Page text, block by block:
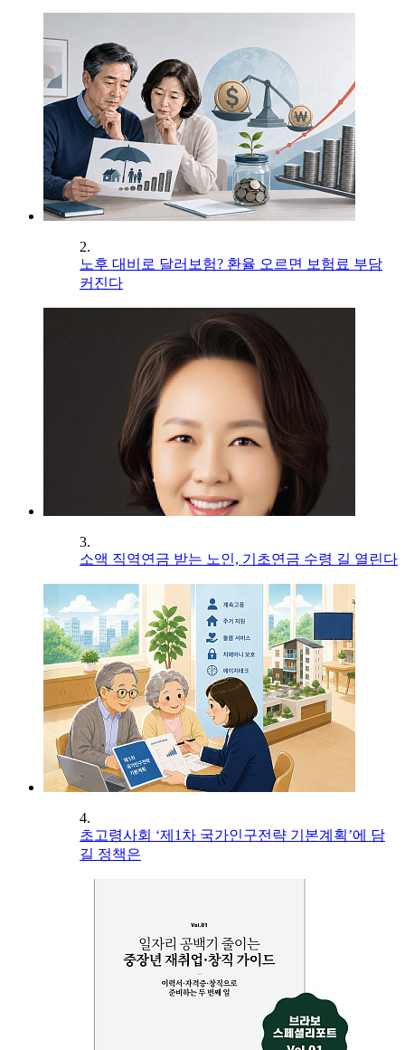
2.
노후 대비로 달러보험? 환율 오르면 보험료 부담
커진다
3.
소액 직역연금 받는 노인, 기초연금 수령 길 열린다
4.
초고령사회 ‘제1차 국가인구전략 기본계획’에 담
길 정책은